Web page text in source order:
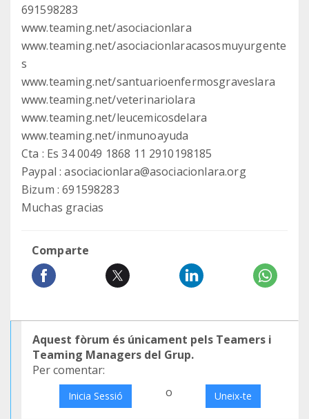
691598283
www.teaming.net/asociacionlara
www.teaming.net/asociacionlaracasosmuyurgente
s
www.teaming.net/santuarioenfermosgraveslara
www.teaming.net/veterinariolara
www.teaming.net/leucemicosdelara
www.teaming.net/inmunoayuda
Cta : Es 34 0049 1868 11 2910198185
Paypal : asociacionlara@asociacionlara.org
Bizum : 691598283
Muchas gracias
Comparte
Aquest fòrum és únicament pels Teamers i
Teaming Managers del Grup.
Per comentar:
Inicia Sessió o Uneix-te